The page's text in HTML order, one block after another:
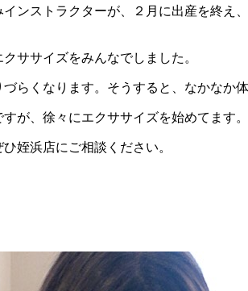
ンストラクターが、２月に出産を終
ササイズをみんなでしました。
らくなります。そうすると、なかなか
が、徐々にエクササイズを始めてます。
姪浜店にご相談ください。